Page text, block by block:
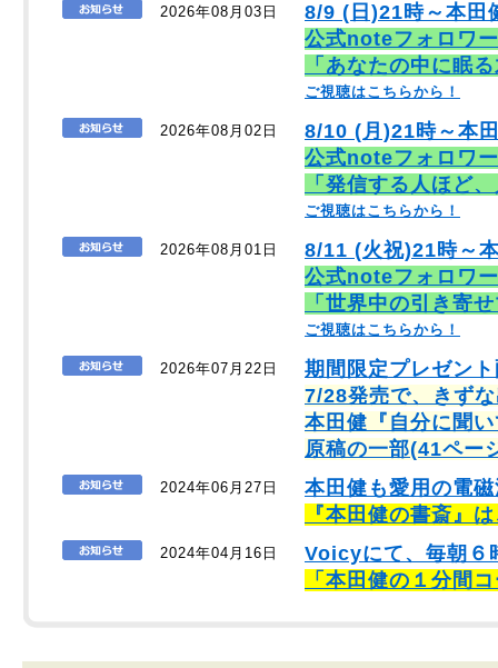
2026年08月03日
8/9 (日)21時～本田
公式noteフォロワ
「あなたの中に眠
ご視聴はこちらから！
2026年08月02日
8/10 (月)21時～本
公式noteフォロワ
「発信する人ほど
ご視聴はこちらから！
2026年08月01日
8/11 (火祝)21時～
公式noteフォロワ
「世界中の引き寄
ご視聴はこちらから！
2026年07月22日
期間限定プレゼン
7/28発売で、きず
本田健『自分に聞
原稿の一部(41ペー
2024年06月27日
本田健も愛用の電
『本田健の書斎』
2024年04月16日
Voicyにて、毎朝６
「本田健の１分間